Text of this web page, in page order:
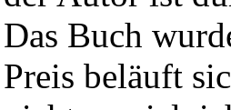
Das Buch
Preis beläuft